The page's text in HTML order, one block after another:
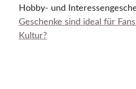
Hobby- und
Geschenke sind ideal für
Kultur?